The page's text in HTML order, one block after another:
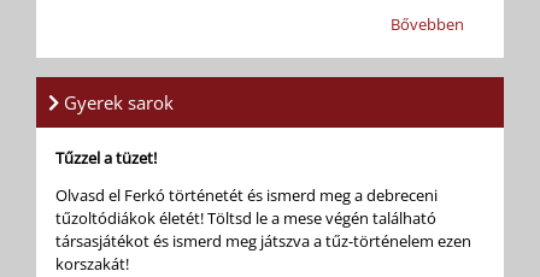
Bővebben
Gyerek sarok
Tűzzel a tüzet!
Olvasd el Ferkó történetét és ismerd meg a debreceni
tűzoltódiákok életét! Töltsd le a mese végén található
társasjátékot és ismerd meg játszva a tűz-történelem ezen
korszakát!